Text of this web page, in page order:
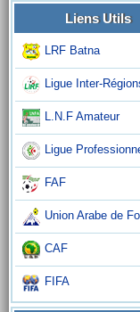
Liens Utils
LRF Batna
Ligue Inter-
L.N.F Amateur
Ligue
FAF
Union Arabe de
CAF
FIFA